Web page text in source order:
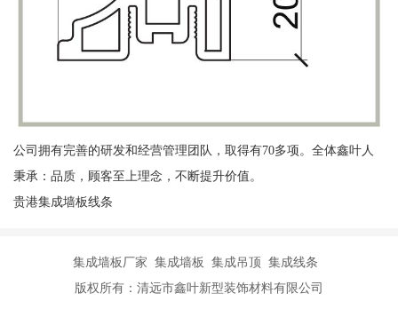
公司拥有完善的研发和经营管理团队，取得有70多项。全体鑫叶人
秉承：品质，顾客至上理念，不断提升价值。
贵港集成墙板线条
集成墙板厂家 集成墙板 集成吊顶 集成线条
版权所有：清远市鑫叶新型装饰材料有限公司